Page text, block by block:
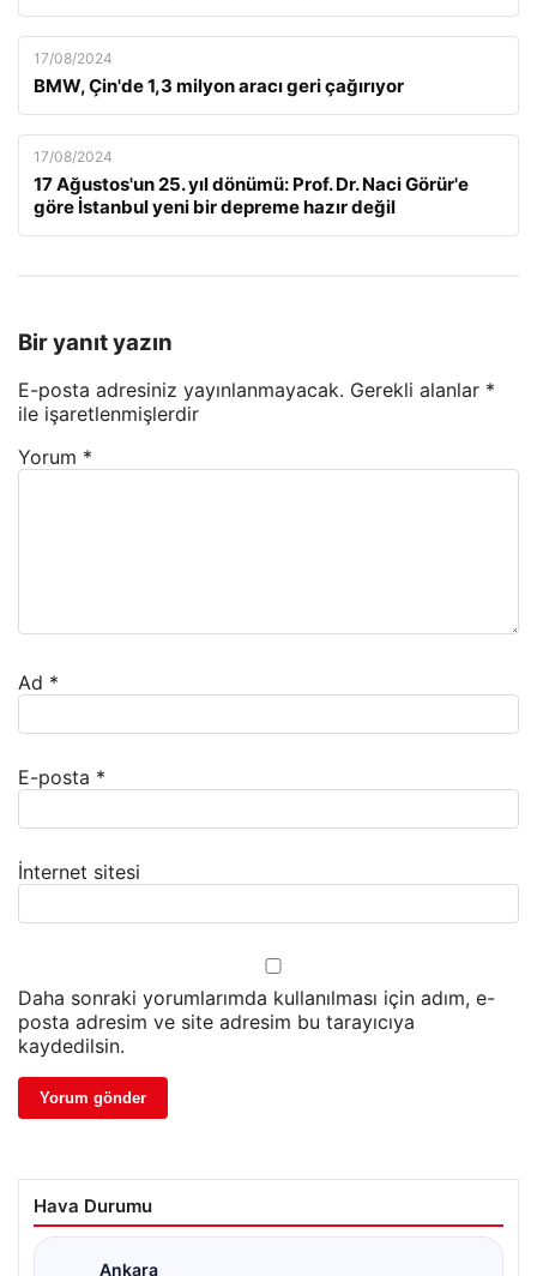
17/08/2024
BMW, Çin'de 1,3 milyon aracı geri çağırıyor
17/08/2024
17 Ağustos'un 25. yıl dönümü: Prof. Dr. Naci Görür'e
göre İstanbul yeni bir depreme hazır değil
Bir yanıt yazın
E-posta adresiniz yayınlanmayacak. Gerekli alanlar *
ile işaretlenmişlerdir
Yorum *
Ad *
E-posta *
İnternet sitesi
Daha sonraki yorumlarımda kullanılması için adım, e-
posta adresim ve site adresim bu tarayıcıya
kaydedilsin.
Hava Durumu
Ankara